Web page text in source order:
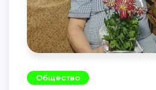
Общество